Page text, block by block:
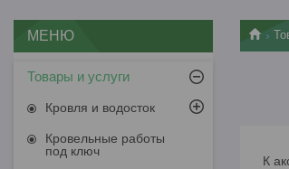
К
Товары и услуги
Кровля и водосток
Кровельные работы
под ключ